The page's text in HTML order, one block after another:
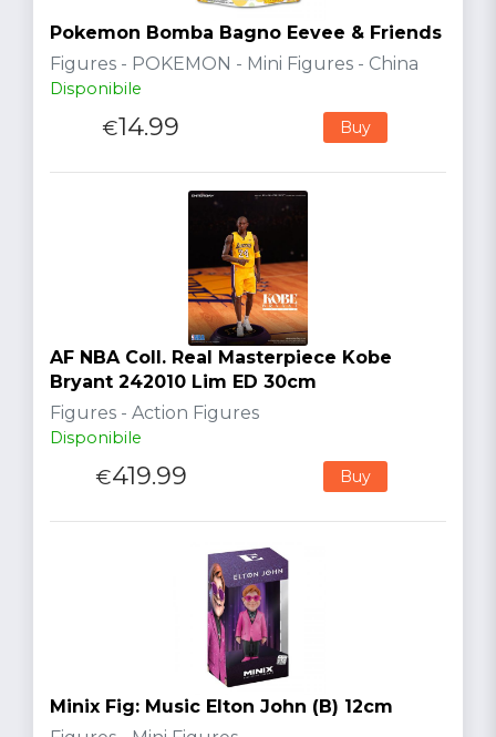
Pokemon Bomba Bagno Eevee & Friends
Figures - POKEMON - Mini Figures - China
Disponibile
€14.99 Buy
AF NBA Coll. Real Masterpiece Kobe
Bryant 242010 Lim ED 30cm
Figures - Action Figures
Disponibile
€419.99 Buy
Minix Fig: Music Elton John (B) 12cm